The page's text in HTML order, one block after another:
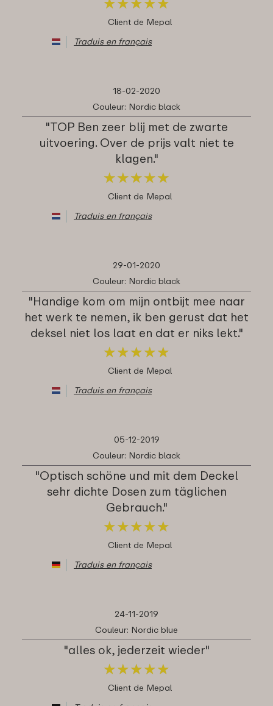
Client de Mepal
Traduis en français
18-02-2020
Couleur: Nordic black
"TOP Ben zeer blij met de zwarte
uitvoering. Over de prijs valt niet te
klagen."
★★★★★
★★★★★
Client de Mepal
Traduis en français
29-01-2020
Couleur: Nordic black
"Handige kom om mijn ontbijt mee naar
het werk te nemen, ik ben gerust dat het
deksel niet los laat en dat er niks lekt."
★★★★★
★★★★★
Client de Mepal
Traduis en français
05-12-2019
Couleur: Nordic black
"Optisch schöne und mit dem Deckel
sehr dichte Dosen zum täglichen
Gebrauch."
★★★★★
★★★★★
Client de Mepal
Traduis en français
24-11-2019
Couleur: Nordic blue
"alles ok, jederzeit wieder"
★★★★★
★★★★★
Client de Mepal